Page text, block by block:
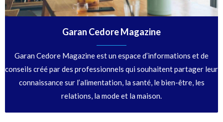
Garan Cedore Magazine
Garan Cedore Magazine est un espace d’informations et de
conseils créé par des professionnels qui souhaitent partager leur
connaissance sur l’alimentation, la santé, le bien-être, les
relations, la mode et la maison.